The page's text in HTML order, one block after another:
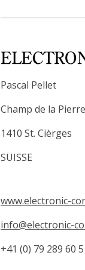
Pascal Pellet
Champ de la
1410 St. Cièrges
SUISSE
www.electronic-
info@electronic-
+41 (0) 79 289 60